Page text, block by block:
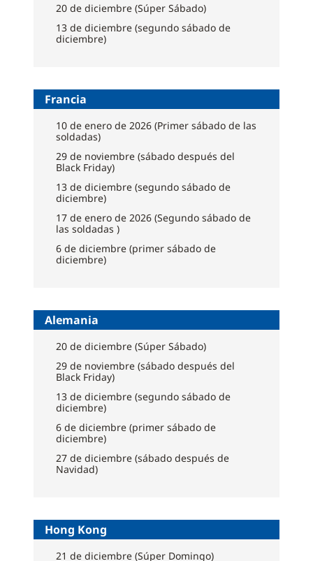
20 de diciembre (Súper Sábado)
13 de diciembre (segundo sábado de
diciembre)
Francia
10 de enero de 2026 (Primer sábado de las
soldadas)
29 de noviembre (sábado después del
Black Friday)
13 de diciembre (segundo sábado de
diciembre)
17 de enero de 2026 (Segundo sábado de
las soldadas )
6 de diciembre (primer sábado de
diciembre)
Alemania
20 de diciembre (Súper Sábado)
29 de noviembre (sábado después del
Black Friday)
13 de diciembre (segundo sábado de
diciembre)
6 de diciembre (primer sábado de
diciembre)
27 de diciembre (sábado después de
Navidad)
Hong Kong
21 de diciembre (Súper Domingo)